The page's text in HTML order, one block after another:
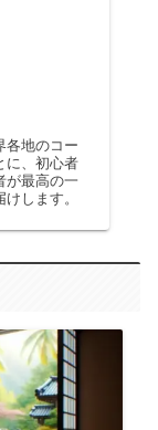
各地のコー
に、初心者
が最高の一
します。